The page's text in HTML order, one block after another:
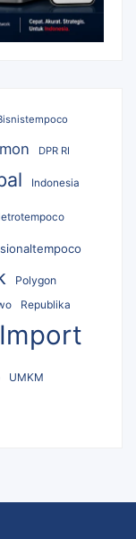
DPR RI
Indonesia
Polygon
Republika
UMKM